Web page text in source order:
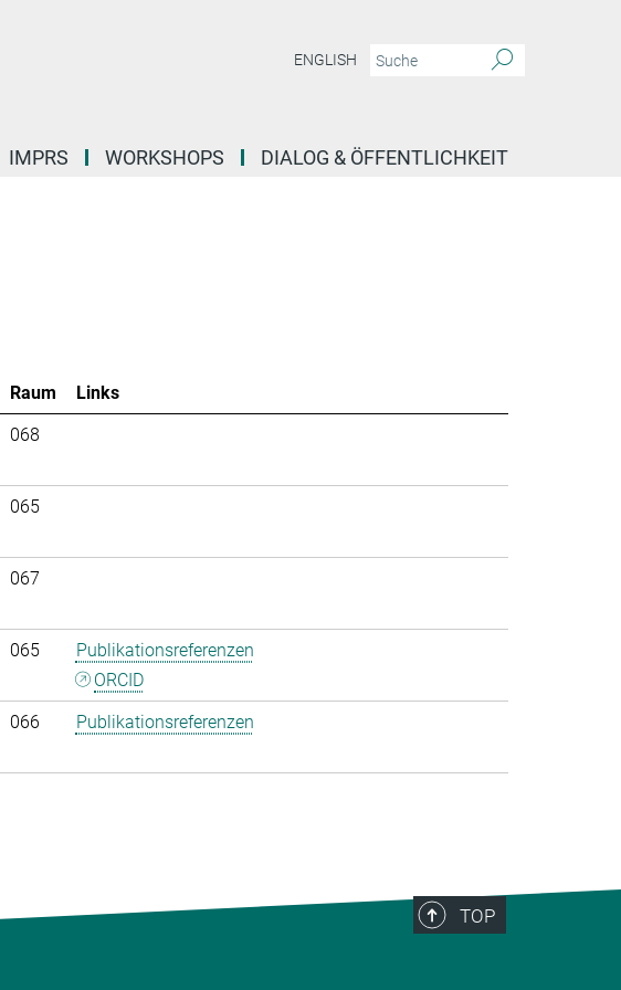
ENGLISH
IMPRS WORKSHOPS DIALOG & ÖFFENTLICHKEIT
Raum
Links
068
065
067
065
Publikationsreferenzen
ORCID
066 Publikationsreferenzen
TOP